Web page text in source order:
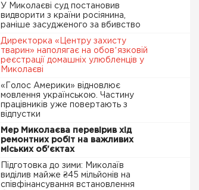
У Миколаєві суд постановив
видворити з країни росіянина,
раніше засудженого за вбивство
Директорка «Центру захисту
тварин» наполягає на обовʼязковій
реєстрації домашніх улюбленців у
Миколаєві
«Голос Америки» відновлює
мовлення українською. Частину
працівників уже повертають з
відпустки
Мер Миколаєва перевірив хід
ремонтних робіт на важливих
міських об'єктах
Підготовка до зими: Миколаїв
виділив майже ₴45 мільйонів на
співфінансування встановлення